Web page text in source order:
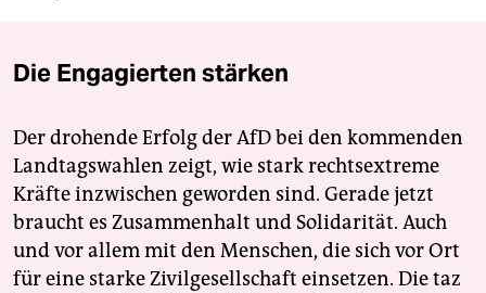
Die Engagierten stärken
Der drohende Erfolg der AfD bei den kommenden
Landtagswahlen zeigt, wie stark rechtsextreme
Kräfte inzwischen geworden sind. Gerade jetzt
braucht es Zusammenhalt und Solidarität. Auch
und vor allem mit den Menschen, die sich vor Ort
für eine starke Zivilgesellschaft einsetzen. Die taz